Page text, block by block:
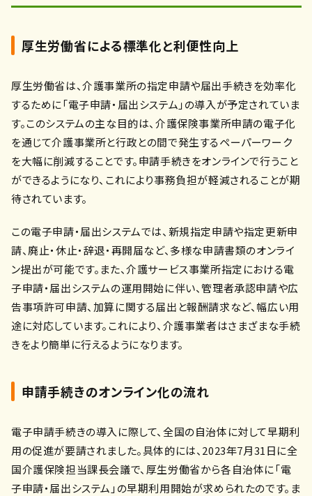
厚生労働省による標準化と利便性向上
厚生労働省は、介護事業所の指定申請や届出手続きを効率化
するために「電子申請・届出システム」の導入が予定されていま
す。このシステムの主な目的は、介護保険事業所申請の電子化
を通じて介護事業所と行政との間で発生するペーパーワーク
を大幅に削減することです。申請手続きをオンラインで行うこと
ができるようになり、これにより事務負担が軽減されることが期
待されています。
この電子申請・届出システムでは、新規指定申請や指定更新申
請、廃止・休止・辞退・再開届など、多様な申請書類のオンライ
ン提出が可能です。また、介護サービス事業所指定における電
子申請・届出システムの運用開始に伴い、管理者承認申請や広
告事項許可申請、加算に関する届出と報酬請求など、幅広い用
途に対応しています。これにより、介護事業者はさまざまな手続
きをより簡単に行えるようになります。
申請手続きのオンライン化の流れ
電子申請手続きの導入に際して、全国の自治体に対して早期利
用の促進が要請されました。具体的には、2023年7月31日に全
国介護保険担当課長会議で、厚生労働省から各自治体に「電
子申請・届出システム」の早期利用開始が求められたのです。ま